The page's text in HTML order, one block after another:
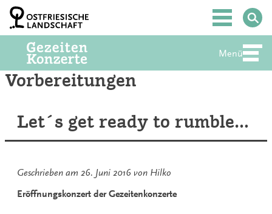
Zum
Inhalt
springen
Hauptmenü
Menü
Vorbereitungen
Let´s get ready to rumble…
Geschrieben am 26. Juni 2016 von Hilko
Eröffnungskonzert der Gezeitenkonzerte